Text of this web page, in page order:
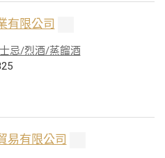
有限公司
忌/烈酒/蒸餾酒
易有限公司